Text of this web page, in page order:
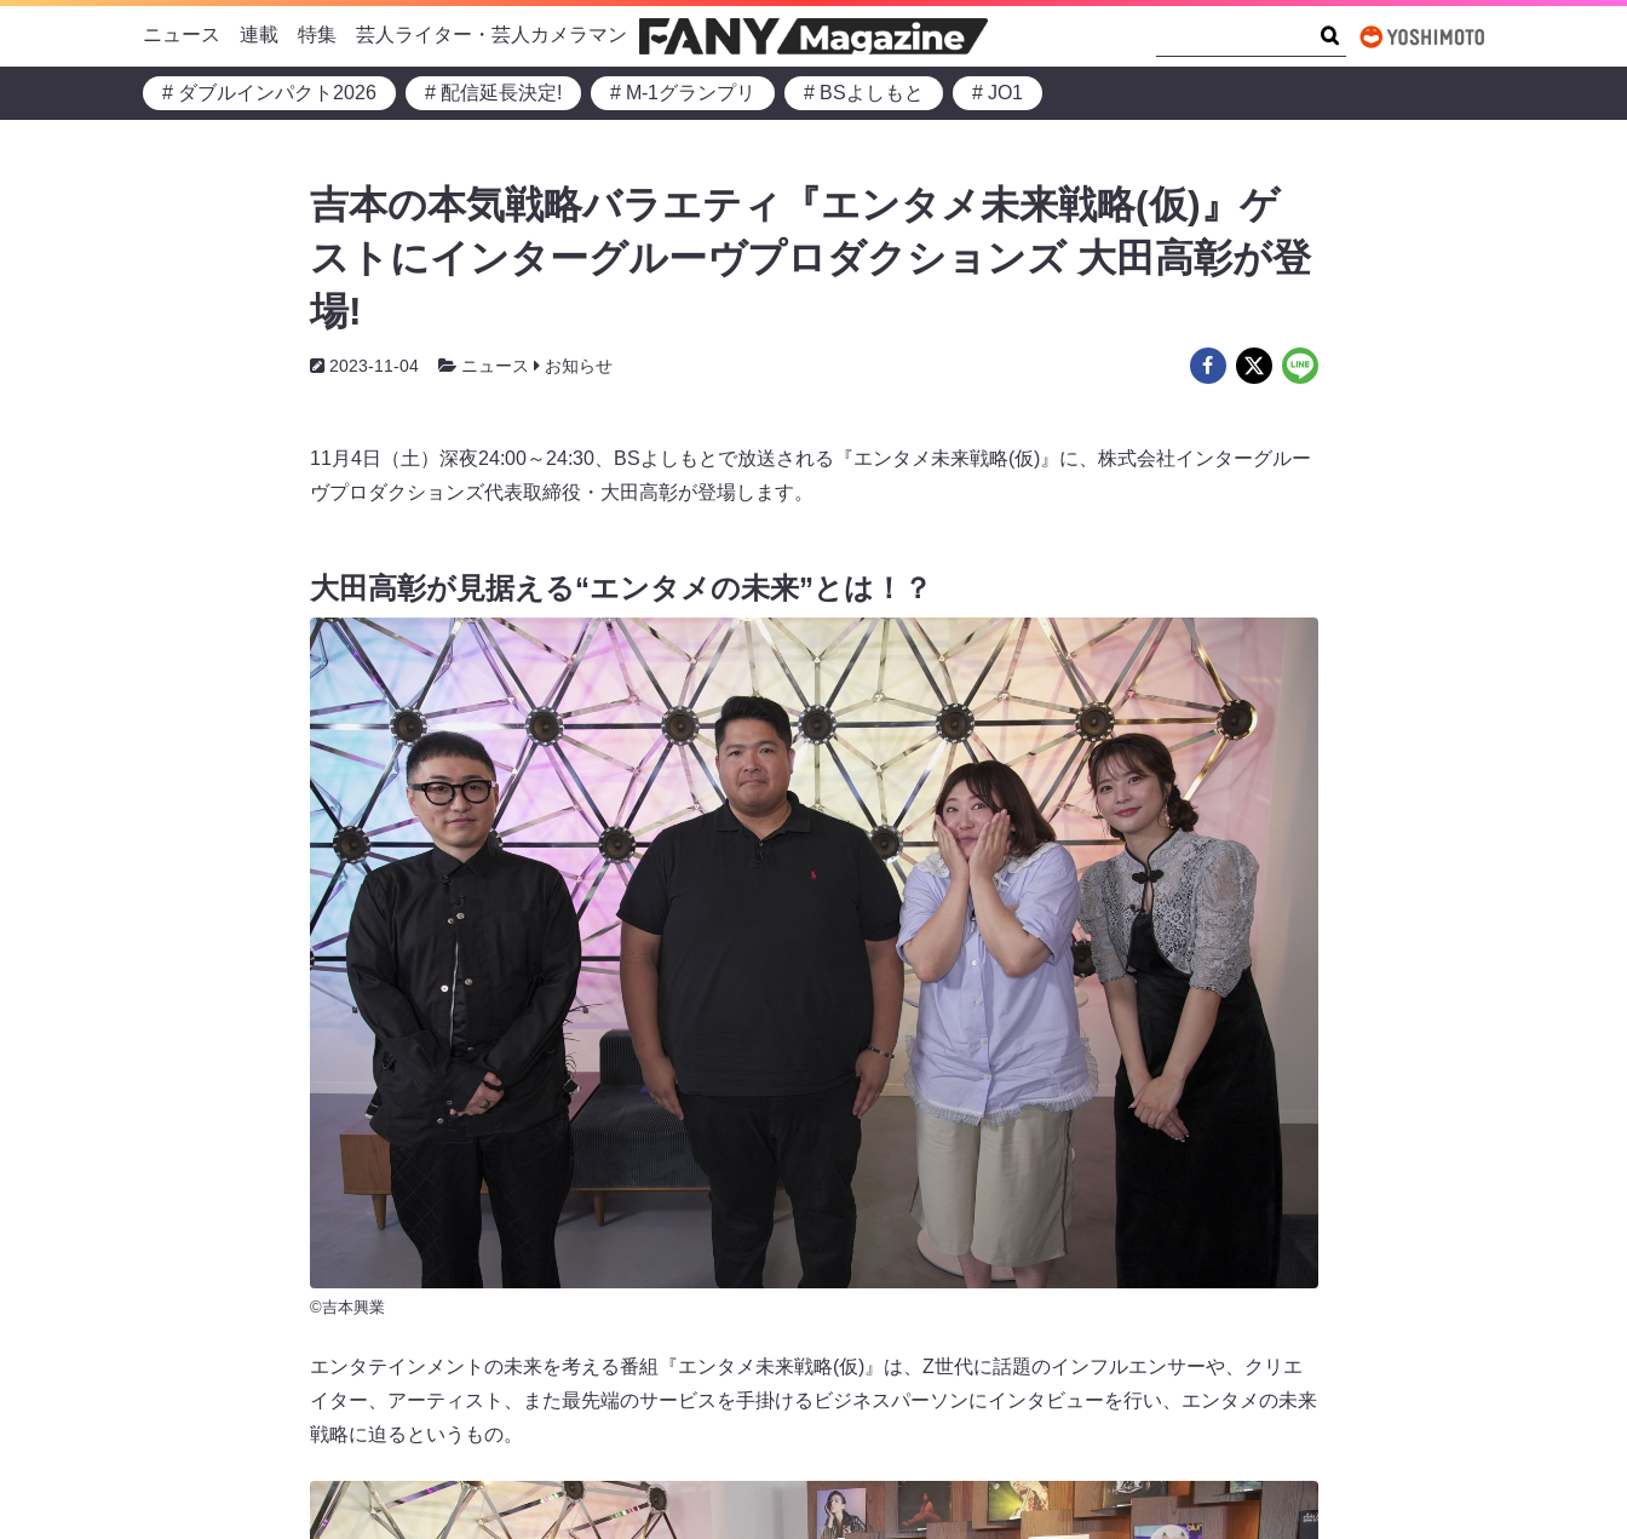
ニュース 連載 特集 芸人ライター・芸人カメラマン
# ダブルインパクト2026 # 配信延長決定! # M-1グランプリ # BSよしもと # JO1
吉本の本気戦略バラエティ『エンタメ未来戦略(仮)』ゲ
ストにインターグルーヴプロダクションズ 大田高彰が登
場!
2023-11-04 ニュース お知らせ
11月4日（土）深夜24:00～24:30、BSよしもとで放送される『エンタメ未来戦略(仮)』に、株式会社インターグルー
ヴプロダクションズ代表取締役・大田高彰が登場します。
大田高彰が見据える“エンタメの未来”とは！？
©吉本興業
エンタテインメントの未来を考える番組『エンタメ未来戦略(仮)』は、Z世代に話題のインフルエンサーや、クリエ
イター、アーティスト、また最先端のサービスを手掛けるビジネスパーソンにインタビューを行い、エンタメの未来
戦略に迫るというもの。